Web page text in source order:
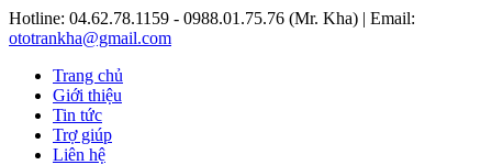
Hotline: 04.62.78.1159 - 0988.01.75.76 (Mr. Kha) | Email:
ototrankha@gmail.com
Trang chủ
Giới thiệu
Tin tức
Trợ giúp
Liên hệ